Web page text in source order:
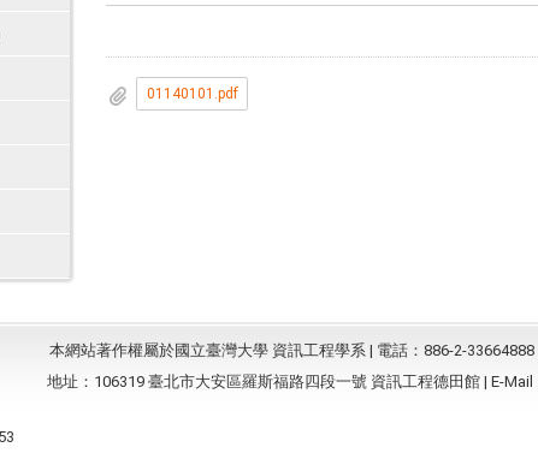
01140101.pdf
本網站著作權屬於國立臺灣大學 資訊工程學系 | 電話：886-2-33664888
地址：106319 臺北市大安區羅斯福路四段一號 資訊工程德田館 | E-Mail